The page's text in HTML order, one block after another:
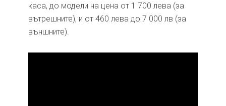
каса, до модели на цена от 1 700 лева (за
вътрешните), и от 460 лева до 7 000 лв (за
външните).